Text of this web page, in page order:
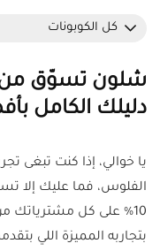
كل الكوبونات
شلون تسوّق من
دليلك الكامل
يا خوالي، إذا كنت تبغى
10% على كل مشترياتك
بتجاربه المميزة اللي